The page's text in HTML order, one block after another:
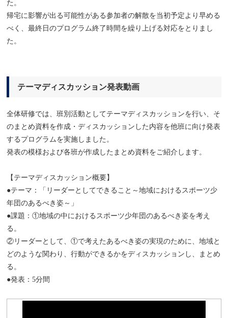
た。
帰宅に影響が出る可能性がある参加者の解散を当初予定より早める
べく、最終日のプログラム終了時間を繰り上げる対応をとりまし
た。
テーマディスカッション発表動画
全体研修では、班別活動としてテーマディスカッションを行い、そ
のまとめ資料を作成・ディスカッションした内容を他班に向け発表
するプログラムを実施しました。
発表の模様および各班が作成したまとめ資料をご紹介します。
【テーマディスカッション概要】
●テーマ：「リーダーとしてできること～地域におけるスポーツ少
年団のあるべき姿～」
●課題：①地域の中におけるスポーツ少年団のあるべき姿を考え
る。
②リーダーとして、①で考えたあるべき姿の実現のために、地域と
どのような関わり、行動ができるかをディスカッションし、まとめ
る。
●発表：5分間